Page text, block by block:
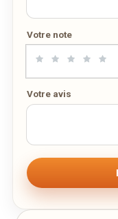
Votre note
Votre avis